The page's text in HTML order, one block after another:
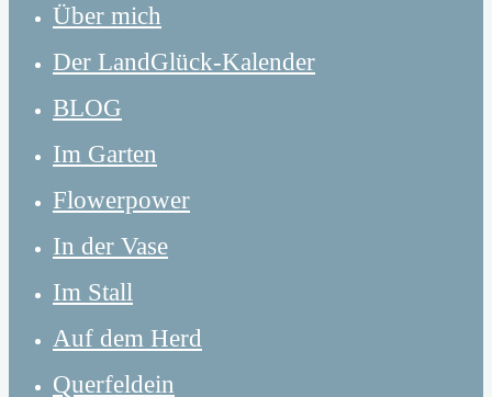
Über mich
Der LandGlück-Kalender
BLOG
Im Garten
Flowerpower
In der Vase
Im Stall
Auf dem Herd
Querfeldein